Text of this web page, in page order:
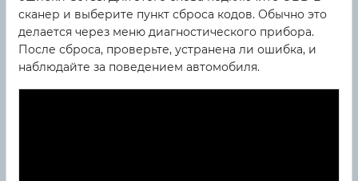
сканер и выберите пункт сброса кодов. Обычно это
делается через меню диагностического прибора.
После сброса, проверьте, устранена ли ошибка, и
наблюдайте за поведением автомобиля.